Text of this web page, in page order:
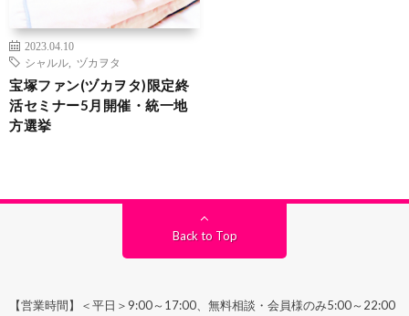
2023.04.10
シャルル
ヅカヲタ
宝塚ファン(ヅカヲタ)限定終
活セミナー5月開催・統一地
方選挙
Back to Top
【営業時間】＜平日＞9:00～17:00、無料相談・会員様のみ5:00～22:00